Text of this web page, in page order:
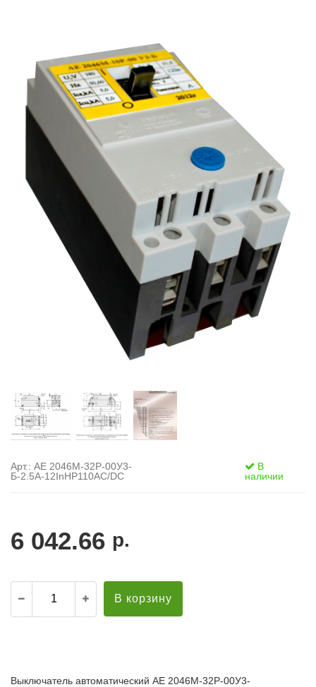
Стремянки с
Стремянки с
опорой
Ширмы
РЗА (шторы)
Штендеры
Щиты
диэлектрические
Арт.: АЕ 2046М-32Р-00У3-
Б-2.5А-12InНР110AC/DC
В
наличии
6 042.66 р.
В корзину
Выключатель автоматический АЕ 2046М-32Р-00У3-